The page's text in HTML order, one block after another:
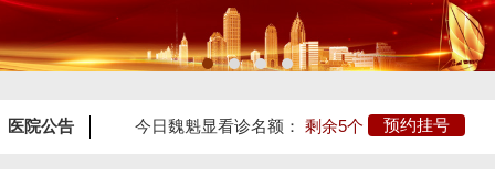
医院公告 今日魏魁显看诊名额： 剩余5个 预约挂号